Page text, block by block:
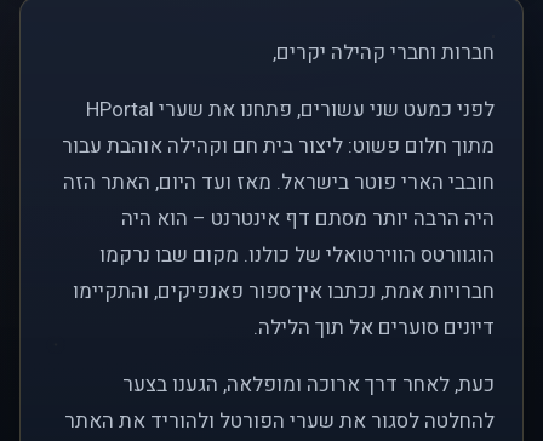
חברות וחברי קהילה יקרים,
לפני כמעט שני עשורים, פתחנו את שערי HPortal
מתוך חלום פשוט: ליצור בית חם וקהילה אוהבת עבור
חובבי הארי פוטר בישראל. מאז ועד היום, האתר הזה
היה הרבה יותר מסתם דף אינטרנט – הוא היה
הוגוורטס הווירטואלי של כולנו. מקום שבו נרקמו
חברויות אמת, נכתבו אין־ספור פאנפיקים, והתקיימו
דיונים סוערים אל תוך הלילה.
כעת, לאחר דרך ארוכה ומופלאה, הגענו בצער
להחלטה לסגור את שערי הפורטל ולהוריד את האתר